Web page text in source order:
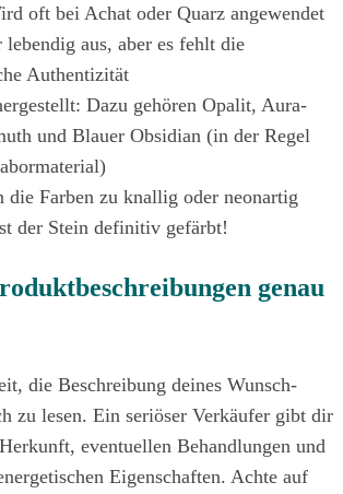
oft bei Achat oder Quarz angewendet
lebendig aus, aber es fehlt die
Authentizität
Dazu gehören Opalit, Aura-
und Blauer Obsidian (in der Regel
die Farben zu knallig oder neonartig
der Stein definitiv gefärbt!
genau
die Beschreibung deines Wunsch-
zu lesen. Ein seriöser Verkäufer gibt dir
eventuellen Behandlungen und
Eigenschaften. Achte auf